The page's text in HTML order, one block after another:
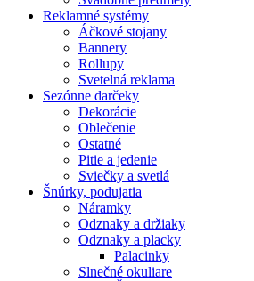
Reklamné systémy
Áčkové stojany
Bannery
Rollupy
Svetelná reklama
Sezónne darčeky
Dekorácie
Oblečenie
Ostatné
Pitie a jedenie
Sviečky a svetlá
Šnúrky, podujatia
Náramky
Odznaky a držiaky
Odznaky a placky
Palacinky
Slnečné okuliare